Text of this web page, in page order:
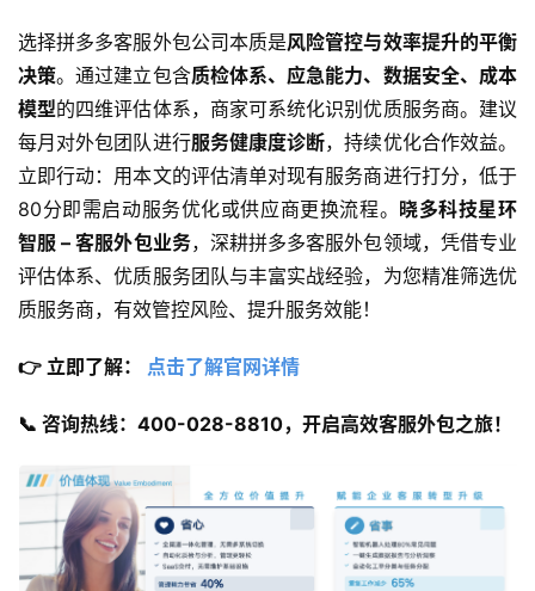
选择拼多多客服外包公司本质是风险管控与效率提升的平衡
决策。通过建立包含质检体系、应急能力、数据安全、成本
模型的四维评估体系，商家可系统化识别优质服务商。建议
每月对外包团队进行服务健康度诊断，持续优化合作效益。
立即行动：用本文的评估清单对现有服务商进行打分，低于
80分即需启动服务优化或供应商更换流程。 晓多科技星环
智服 – 客服外包业务，深耕拼多多客服外包领域，凭借专业
评估体系、优质服务团队与丰富实战经验，为您精准筛选优
质服务商，有效管控风险、提升服务效能！
👉 立即了解： 点击了解官网详情
📞 咨询热线：400-028-8810，开启高效客服外包之旅！